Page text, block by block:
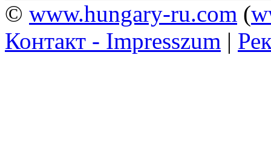
© www.hungary-ru.com (
Контакт - Impresszum |